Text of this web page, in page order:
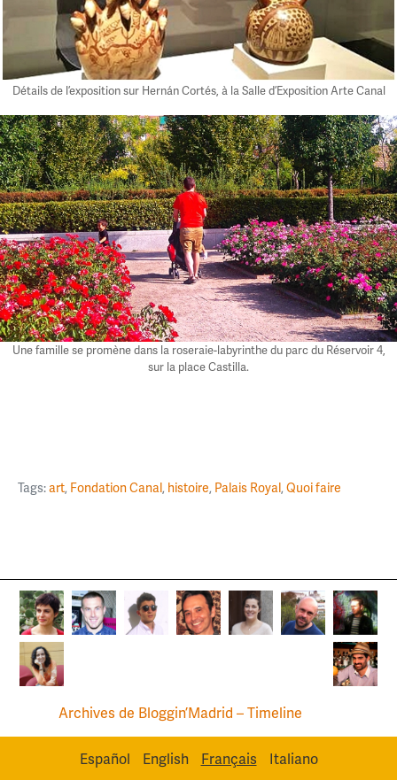
Détails de l’exposition sur Hernán Cortés, à la Salle d’Exposition Arte Canal
Une famille se promène dans la roseraie-labyrinthe du parc du Réservoir 4,
sur la place Castilla.
Tags:art, Fondation Canal, histoire, Palais Royal, Quoi faire
Archives de Bloggin’Madrid – Timeline
Español English Français Italiano